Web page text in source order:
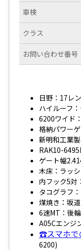
車検
クラス
お問い合わせ番号
日野：17レ
ハイルーフ
6200ワイド
格納パワー
新明和工業
RAK10-
ゲート幅
木床：ラッ
内フック5対
タコグラフ
煤焼き：坂
6速MT：後
A05Cエンジ
☎スマホで
6200)